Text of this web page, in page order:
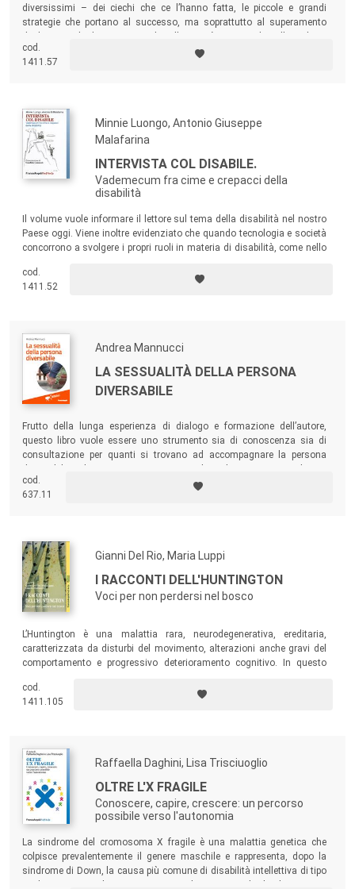
diversissimi – dei ciechi che ce l’hanno fatta, le piccole e grandi
strategie che portano al successo, ma soprattutto al superamento
corrente.
cod.
1411.57
Minnie Luongo, Antonio Giuseppe
Malafarina
INTERVISTA COL DISABILE.
Vademecum fra cime e crepacci della
disabilità
Il volume vuole informare il lettore sul tema della disabilità nel nostro
Paese oggi. Viene inoltre evidenziato che quando tecnologia e società
concorrono a svolgere i propri ruoli in materia di disabilità, come nello
umana.
cod.
1411.52
Andrea Mannucci
LA SESSUALITÀ DELLA PERSONA
DIVERSABILE
Frutto della lunga esperienza di dialogo e formazione dell’autore,
questo libro vuole essere uno strumento sia di conoscenza sia di
consultazione per quanti si trovano ad accompagnare la persona
migliori la qualità di vita complessiva.
cod.
637.11
Gianni Del Rio, Maria Luppi
I RACCONTI DELL'HUNTINGTON
Voci per non perdersi nel bosco
L’Huntington è una malattia rara, neurodegenerativa, ereditaria,
caratterizzata da disturbi del movimento, alterazioni anche gravi del
comportamento e progressivo deterioramento cognitivo. In questo
familiari, amici, professionisti della cura. I temi di queste pagine
riguardano però tutti.
cod.
1411.105
Raffaella Daghini, Lisa Trisciuoglio
OLTRE L'X FRAGILE
Conoscere, capire, crescere: un percorso
possibile verso l'autonomia
La sindrome del cromosoma X fragile è una malattia genetica che
colpisce prevalentemente il genere maschile e rappresenta, dopo la
sindrome di Down, la causa più comune di disabilità intellettiva di tipo